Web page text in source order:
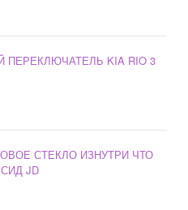
ПЕРЕКЛЮЧАТЕЛЬ KIA RIO 3
СТЕКЛО ИЗНУТРИ ЧТО
JD